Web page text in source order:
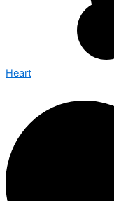
Heart